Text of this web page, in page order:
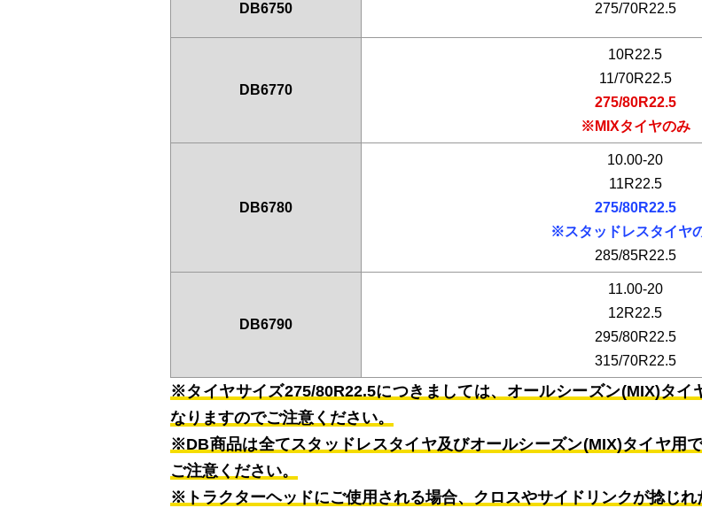
DB6750 275/70R22.5
DB6770
10R22.5
11/70R22.5
275/80R22.5
※MIXタイヤのみ
DB6780
10.00-20
11R22.5
275/80R22.5
※スタッドレスタイヤ
285/85R22.5
DB6790
11.00-20
12R22.5
295/80R22.5
315/70R22.5
※タイヤサイズ275/80R22.5につきましては、オールシーズン(MIX)タイ
なりますのでご注意ください。
※DB商品は全てスタッドレスタイヤ及びオールシーズン(MIX)タイヤ用
ご注意ください。
※トラクターヘッドにご使用される場合、クロスやサイドリンクが捻じれ